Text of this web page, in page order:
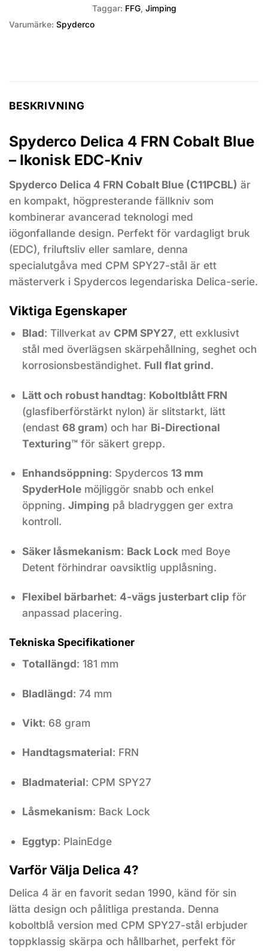
Taggar: FFG, Jimping
Varumärke: Spyderco
BESKRIVNING
Spyderco Delica 4 FRN Cobalt Blue
– Ikonisk EDC-Kniv
Spyderco Delica 4 FRN Cobalt Blue (C11PCBL) är
en kompakt, högpresterande fällkniv som
kombinerar avancerad teknologi med
iögonfallande design. Perfekt för vardagligt bruk
(EDC), friluftsliv eller samlare, denna
specialutgåva med CPM SPY27-stål är ett
mästerverk i Spydercos legendariska Delica-serie.
Viktiga Egenskaper
Blad: Tillverkat avCPM SPY27, ett exklusivt
stål med överlägsen skärpehållning, seghet och
korrosionsbeständighet. Full flat grind.
Lätt och robust handtag: Koboltblått FRN
(glasfiberförstärkt nylon) är slitstarkt, lätt
(endast68 gram) och har Bi-Directional
Texturing™ för säkert grepp.
Enhandsöppning: Spydercos13 mm
SpyderHole möjliggör snabb och enkel
öppning.Jimping på bladryggen ger extra
kontroll.
Säker låsmekanism: Back Lock med Boye
Detent förhindrar oavsiktlig upplåsning.
Flexibel bärbarhet: 4-vägs justerbart clip för
anpassad placering.
Tekniska Specifikationer
Totallängd: 181 mm
Bladlängd: 74 mm
Vikt: 68 gram
Handtagsmaterial: FRN
Bladmaterial: CPM SPY27
Låsmekanism: Back Lock
Eggtyp: PlainEdge
Varför Välja Delica 4?
Delica 4 är en favorit sedan 1990, känd för sin
lätta design och pålitliga prestanda. Denna
koboltblå version med CPM SPY27-stål erbjuder
toppklassig skärpa och hållbarhet, perfekt för